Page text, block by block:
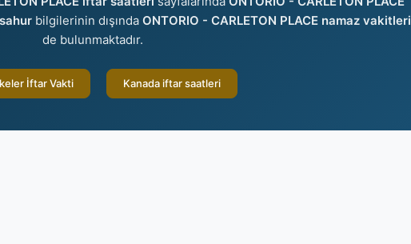
bilgilerinin dışında ONTORIO - CARLETON PLACE namaz vakitleri
de bulunmaktadır.
İftar Vakti Kanada iftar saatleri